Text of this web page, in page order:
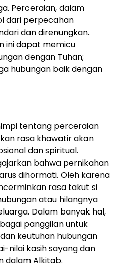
Perceraian, dalam
dari perpecahan
dan direnungkan.
ini dapat memicu
dengan Tuhan;
hubungan baik dengan
tentang perceraian
rasa khawatir akan
dan spiritual.
bahwa pernikahan
dihormati. Oleh karena
rasa takut si
atau hilangnya
Dalam banyak hal,
panggilan untuk
keutuhan hubungan
nilai kasih sayang dan
dalam Alkitab.